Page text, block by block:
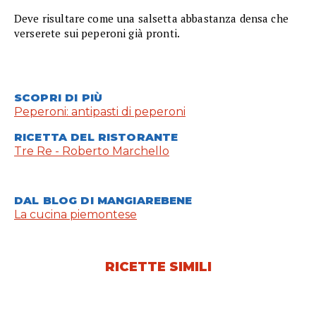
Deve risultare come una salsetta abbastanza densa che
verserete sui peperoni già pronti.
SCOPRI DI PIÙ
Peperoni: antipasti di peperoni
RICETTA DEL RISTORANTE
Tre Re - Roberto Marchello
DAL BLOG DI MANGIAREBENE
La cucina piemontese
RICETTE SIMILI